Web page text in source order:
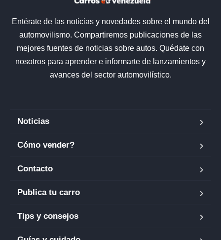
Entérate de las noticias y novedades sobre el mundo del
automovilismo. Compartiremos publicaciones de las
mejores fuentes de noticias sobre autos. Quédate con
nosotros para aprender e informarte de lanzamientos y
avances del sector automovilístico.
Noticias
Cómo vender?
Contacto
Publica tu carro
Tips y consejos